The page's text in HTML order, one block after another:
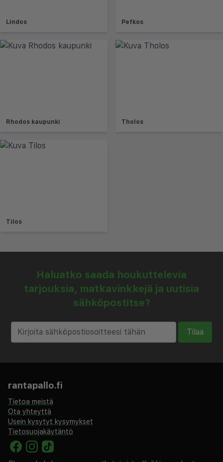
Lindos Pefkos
Rhodos kaupunki Tholos
Tilos
Haluatko saada houkuttelevia
tarjouksia, matkavinkkejä ja uutisia
sähköpostitse?
Tilaa
rantapallo.fi
Tietoa meistä
Ota yhteyttä
Usein kysytyt kysymykset
Tietosuojakäytäntö